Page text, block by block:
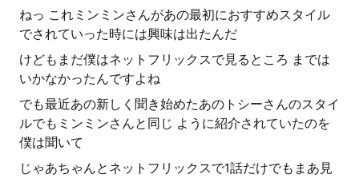
ねっ これミンミンさんがあの最初におすすめスタイル
でされていった時には興味は出たんだ
けどもまだ僕はネットフリックスで見るところ までは
いかなかったんですよね
でも最近あの新しく聞き始めたあのトシーさんのスタイ
ルでもミンミンさんと同じ ように紹介されていたのを
僕は聞いて
じゃあちゃんとネットフリックスで1話だけでもまあ見